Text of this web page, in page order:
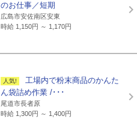
のお仕事／短期
広島市安佐南区安東
時給 1,150円 ～ 1,170円
工場内で粉末商品のかんた
ん袋詰め作業 /･･･
尾道市長者原
時給 1,300円 ～ 1,400円